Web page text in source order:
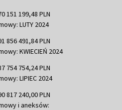
151 199,48 PLN
LUTY 2024
856 491,84 PLN
KWIECIEŃ 2024
754 754,24 PLN
LIPIEC 2024
817 240,00 PLN
i aneksów: